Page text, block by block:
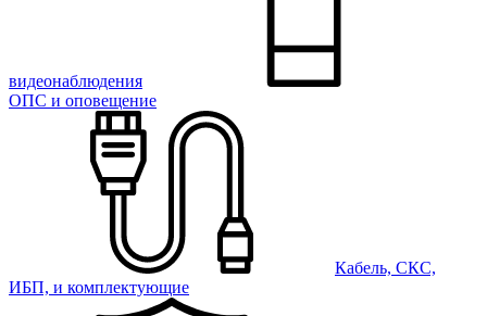
видеонаблюдения
ОПС и оповещение
Кабель, СКС,
ИБП, и комплектующие